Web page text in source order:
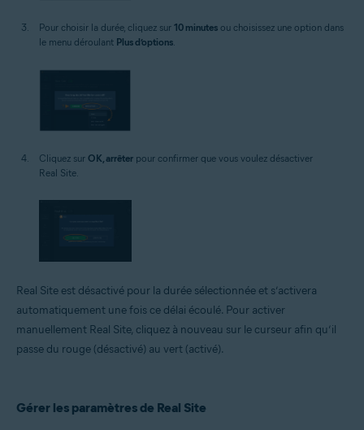
Pour choisir la durée, cliquez sur 10 minutes ou choisissez une option dans
le menu déroulant Plus d’options.
Cliquez sur OK, arrêter pour confirmer que vous voulez désactiver
Real Site.
Real Site est désactivé pour la durée sélectionnée et s’activera
automatiquement une fois ce délai écoulé. Pour activer
manuellement Real Site, cliquez à nouveau sur le curseur afin qu’il
passe du rouge (désactivé) au vert (activé).
Gérer les paramètres de Real Site